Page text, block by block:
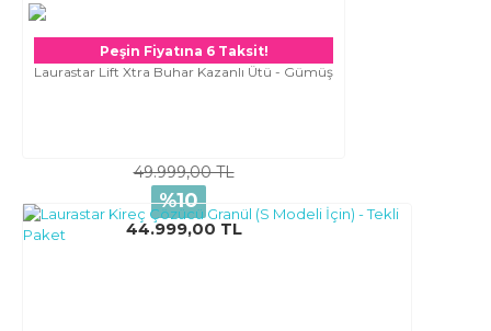
Peşin Fiyatına 6 Taksit!
Laurastar Lift Xtra Buhar Kazanlı Ütü - Gümüş
49.999,00 TL
%10
44.999,00 TL